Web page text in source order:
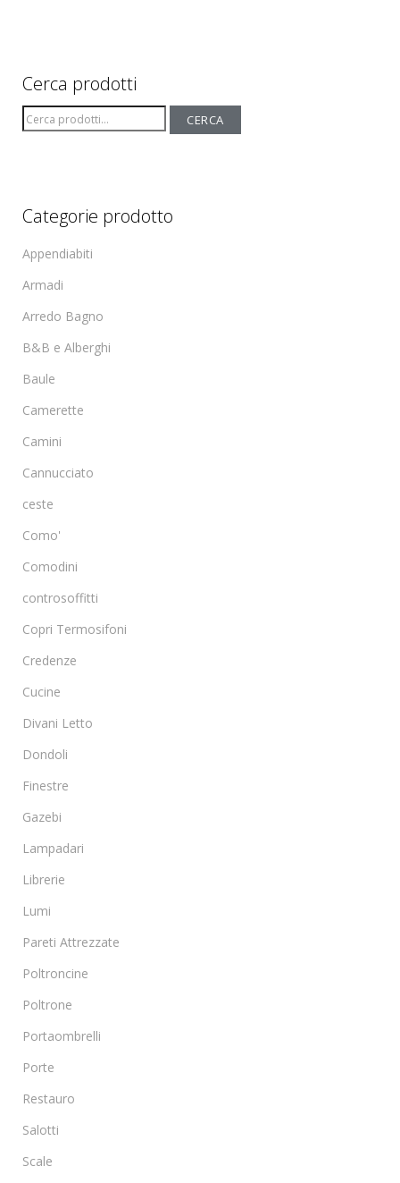
Cerca prodotti
Cerca: CERCA
Categorie prodotto
Appendiabiti
Armadi
Arredo Bagno
B&B e Alberghi
Baule
Camerette
Camini
Cannucciato
ceste
Como'
Comodini
controsoffitti
Copri Termosifoni
Credenze
Cucine
Divani Letto
Dondoli
Finestre
Gazebi
Lampadari
Librerie
Lumi
Pareti Attrezzate
Poltroncine
Poltrone
Portaombrelli
Porte
Restauro
Salotti
Scale